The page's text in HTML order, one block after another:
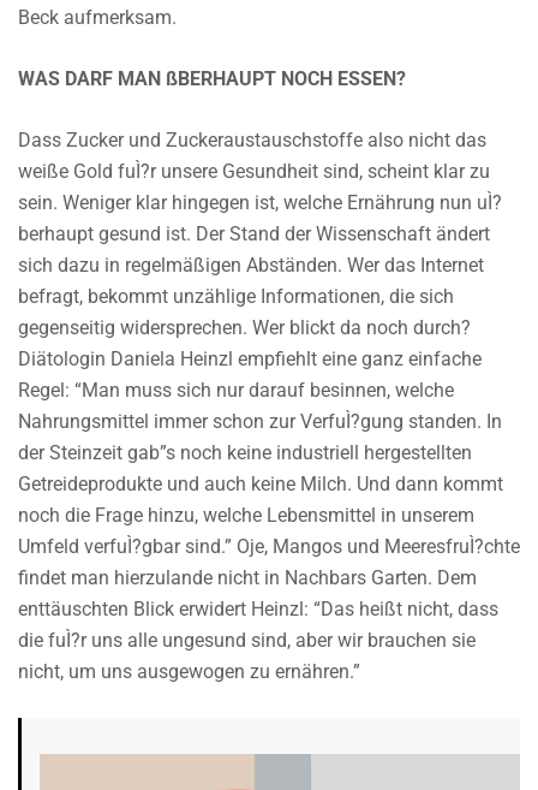
Beck aufmerksam.
WAS DARF MAN ßBERHAUPT NOCH ESSEN?
Dass Zucker und Zuckeraustauschstoffe also nicht das
weiße Gold fuÌ?r unsere Gesundheit sind, scheint klar zu
sein. Weniger klar hingegen ist, welche Ernährung nun uÌ?
berhaupt gesund ist. Der Stand der Wissenschaft ändert
sich dazu in regelmäßigen Abständen. Wer das Internet
befragt, bekommt unzählige Informationen, die sich
gegenseitig widersprechen. Wer blickt da noch durch?
Diätologin Daniela Heinzl empfiehlt eine ganz einfache
Regel: “Man muss sich nur darauf besinnen, welche
Nahrungsmittel immer schon zur VerfuÌ?gung standen. In
der Steinzeit gab”s noch keine industriell hergestellten
Getreideprodukte und auch keine Milch. Und dann kommt
noch die Frage hinzu, welche Lebensmittel in unserem
Umfeld verfuÌ?gbar sind.” Oje, Mangos und MeeresfruÌ?chte
findet man hierzulande nicht in Nachbars Garten. Dem
enttäuschten Blick erwidert Heinzl: “Das heißt nicht, dass
die fuÌ?r uns alle ungesund sind, aber wir brauchen sie
nicht, um uns ausgewogen zu ernähren.”